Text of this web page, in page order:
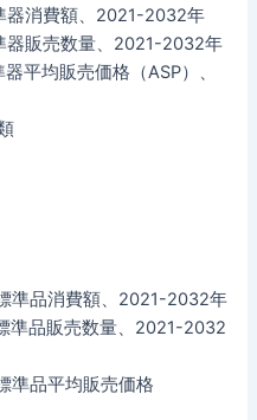
器消費額、2021-2032年
器販売数量、2021-2032年
平均販売価格（ASP）、
準品消費額、2021-2032年
準品販売数量、2021-2032
準品平均販売価格